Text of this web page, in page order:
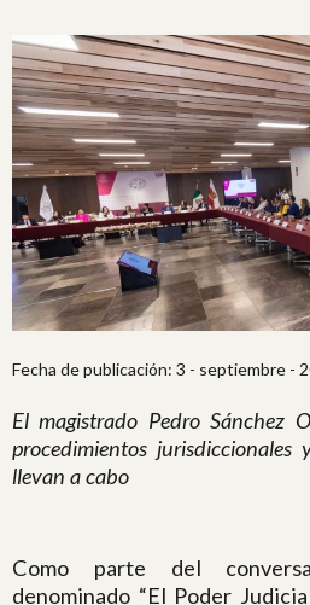
Fecha de publicación: 3 - septiembre -
El magistrado Pedro Sánchez
procedimientos jurisdiccionales
llevan a cabo
Como parte del
denominado “El Poder